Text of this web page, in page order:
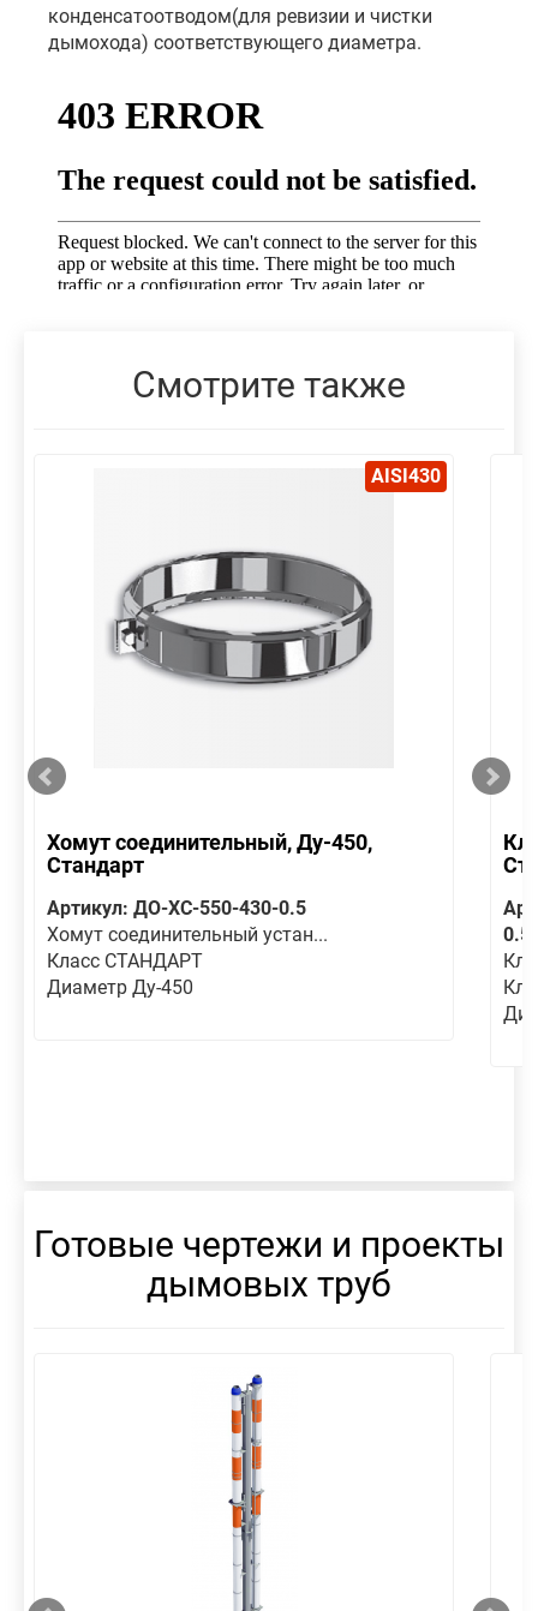
конденсатоотводом(для ревизии и чистки
дымохода) соответствующего диаметра.
Смотрите также
AISI430
Хомут соединительный, Ду-450,
Стандарт
Артикул: ДО-ХС-550-430-0.5
Хомут соединительный устан...
Класс СТАНДАРТ
Диаметр Ду-450
Готовые чертежи и проекты
дымовых труб